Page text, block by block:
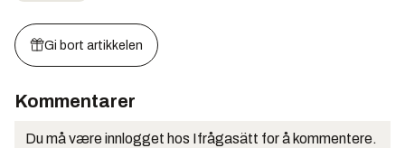
Gi bort artikkelen
Kommentarer
Du må være innlogget hos Ifrågasätt for å kommentere.